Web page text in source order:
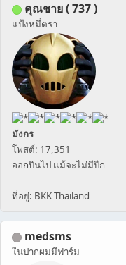
คุณชาย ( 737 )
แป้งหมี่ตรา
มังกร
โพสต์: 17,351
ออกบินไป แม้จะไม่มีปีก
ที่อยู่: BKK Thailand
medsms
ในปากผมมีฟาร์ม